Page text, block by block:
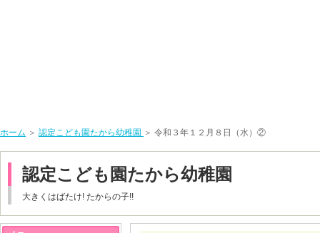
ホーム ＞ 認定こども園たから幼稚園 ＞ 令和３年１２月８日（水）②
認定こども園たから幼稚園
大きくはばたけ! たからの子!!